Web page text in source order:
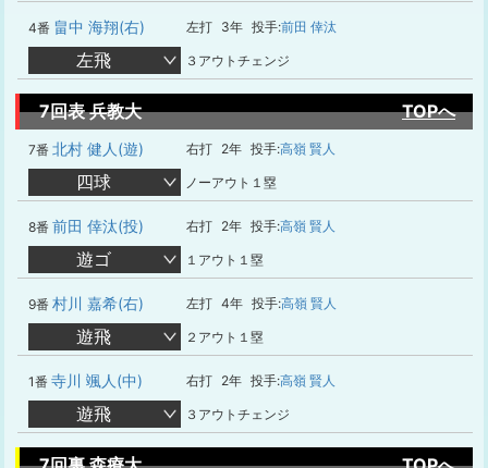
4番 畠中 海翔(右) 左打 3年 投手:前田 倖汰
左飛 ３アウトチェンジ
7回表 兵教大 TOPへ
7番 北村 健人(遊) 右打 2年 投手:高嶺 賢人
四球 ノーアウト１塁
8番 前田 倖汰(投) 右打 2年 投手:高嶺 賢人
遊ゴ １アウト１塁
9番 村川 嘉希(右) 左打 4年 投手:高嶺 賢人
遊飛 ２アウト１塁
1番 寺川 颯人(中) 右打 2年 投手:高嶺 賢人
遊飛 ３アウトチェンジ